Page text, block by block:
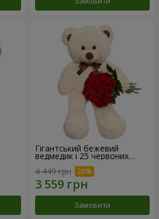
Гігантський бежевий
ведмедик і 25 червоних
троянд
4 449 грн
Замовити